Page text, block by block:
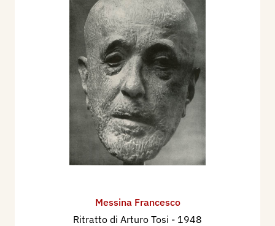
Messina Francesco
Ritratto di Arturo Tosi - 1948